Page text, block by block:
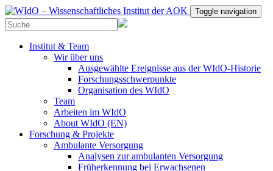
Toggle navigation
Institut & Team
Wir über uns
Ausgewählte Ereignisse aus der WIdO-Historie
Forschungsschwerpunkte
Organisation des WIdO
Team
Arbeiten im WIdO
About WIdO (EN)
Forschung & Projekte
Ambulante Versorgung
Analysen zur ambulanten Versorgung
Früherkennung bei Erwachsenen